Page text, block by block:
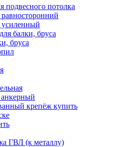
потолка
балки, бруса
бруса
крепёж купить
ГВЛ (к металлу)